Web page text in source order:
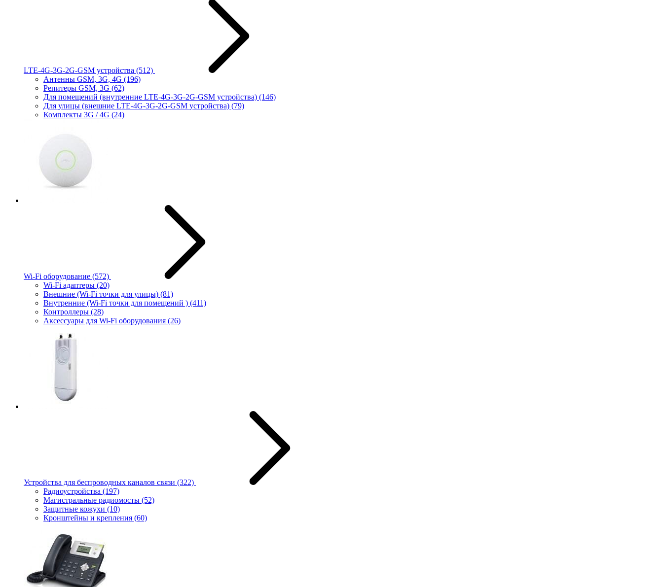
LTE-4G-3G-2G-GSM устройства (512)
Антенны GSM, 3G, 4G (196)
Репитеры GSM, 3G (62)
Для помещений (внутренние LTE-4G-3G-2G-GSM устройства) (146)
Для улицы (внешние LTE-4G-3G-2G-GSM устройства) (79)
Комплекты 3G / 4G (24)
Wi-Fi оборудование (572)
Wi-Fi адаптеры (20)
Внешние (Wi-Fi точки для улицы) (81)
Внутренние (Wi-Fi точки для помещений ) (411)
Контроллеры (28)
Аксессуары для Wi-Fi оборудования (26)
Устройства для беспроводных каналов связи (322)
Радиоустройства (197)
Магистральные радиомосты (52)
Защитные кожухи (10)
Кронштейны и крепления (60)